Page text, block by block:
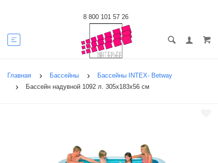
8 800 101 57 26
Главная Бассейны
Бассейны INTEX- Betway
Бассейн надувной 1092 л. 305х183х56 см